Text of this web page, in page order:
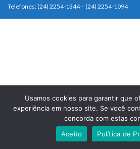
Telefones: (24) 2254-1344 – (24) 2254-1094
Usamos cookies para garantir que
experiência em nosso site. Se você
concorda com estas
Aceito
Política de